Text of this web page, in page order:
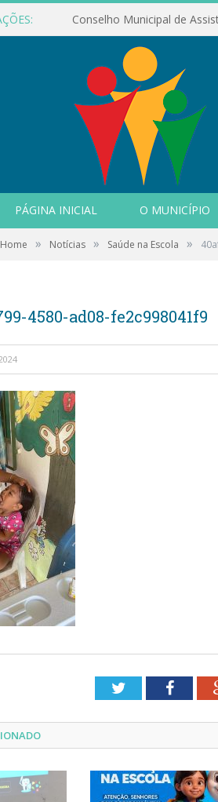
PÁGINA INICIAL O MUNICÍPIO
Home » Notícias » Saúde na Escola »
4580-ad08-fe2c998041f9
Twitter